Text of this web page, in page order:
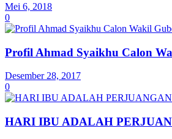
Mei 6, 2018
0
Profil Ahmad Syaikhu Calon
Desember 28, 2017
0
HARI IBU ADALAH